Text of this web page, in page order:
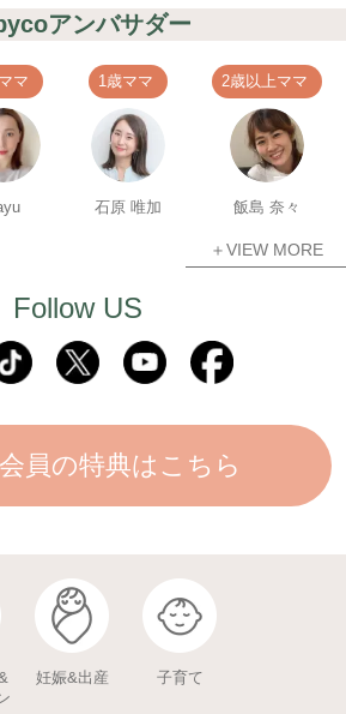
アンバサダー
マ 1歳ママ
石原 唯加
2歳以上ママ
飯島 奈々
＋VIEW MORE
Follow US
員の特典はこちら
妊娠&出産 子育て